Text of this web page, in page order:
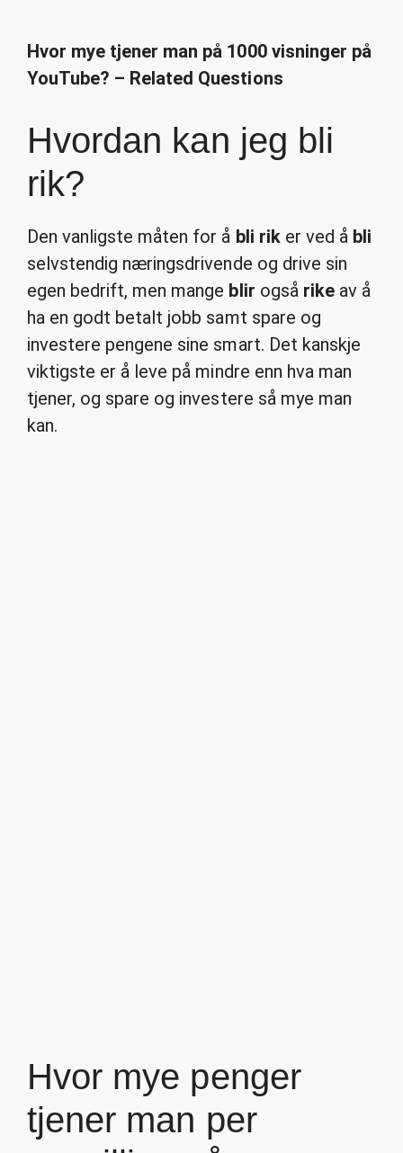
Hvor mye tjener man på 1000 visninger på
YouTube? – Related Questions
Hvordan kan jeg bli
rik?
Den vanligste måten for å bli riker ved å bli
selvstendig næringsdrivende og drive sin
egen bedrift, men mange blir også rikeav å
ha en godt betalt jobb samt spare og
investere pengene sine smart. Det kanskje
viktigste er å leve på mindre enn hva man
tjener, og spare og investere så mye man
kan.
Hvor mye penger
tjener man per